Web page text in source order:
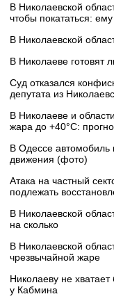
В Николаевской
чтобы покататься:
В Николаевской
В Николаеве готовят
Суд отказался
депутата из
В Николаеве и
жара до +40°C:
В Одессе
движения (фото)
Атака на частный
подлежать
В Николаевской
на сколько
В Николаевской
чрезвычайной жаре
Николаеву не
у Кабмина